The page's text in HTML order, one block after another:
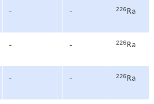
- - 226Ra
- - 226Ra
- - 226Ra